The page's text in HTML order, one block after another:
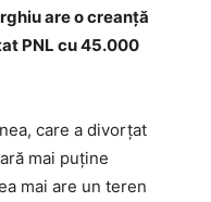
are o creanţă
PNL cu 45.000
care a divorţat
mai puţine
mai are un teren